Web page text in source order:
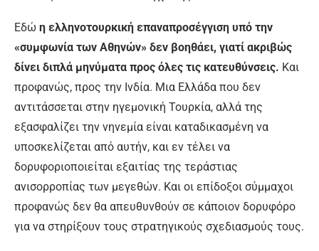
Εδώ η ελληνοτουρκική επαναπροσέγγιση υπό την
«συμφωνία των Αθηνών» δεν βοηθάει, γιατί ακριβώς
δίνει διπλά μηνύματα προς όλες τις κατευθύνσεις. Και
προφανώς, προς την Ινδία. Μια Ελλάδα που δεν
αντιτάσσεται στην ηγεμονική Τουρκία, αλλά της
εξασφαλίζει την νηνεμία είναι καταδικασμένη να
υποσκελίζεται από αυτήν, και εν τέλει να
δορυφοριοποιείται εξαιτίας της τεράστιας
ανισορροπίας των μεγεθών. Και οι επίδοξοι σύμμαχοι
προφανώς δεν θα απευθυνθούν σε κάποιον δορυφόρο
για να στηρίξουν τους στρατηγικούς σχεδιασμούς τους.